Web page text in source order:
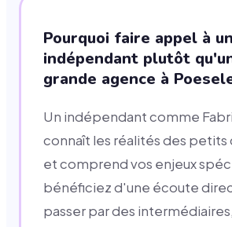
Pourquoi faire appel à un
indépendant plutôt
grande agence à
Un indépendant comme
connaît les réalités des
et comprend vos enjeux
bénéficiez d'une écoute
passer par des